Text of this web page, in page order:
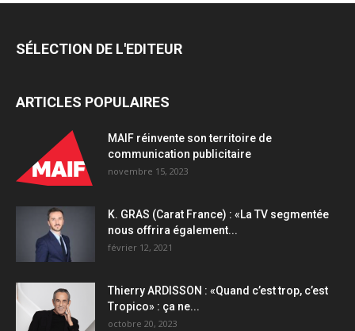
SÉLECTION DE L'EDITEUR
ARTICLES POPULAIRES
MAIF réinvente son territoire de
communication publicitaire
novembre 15, 2023
K. GRAS (Carat France) : «La TV segmentée
nous offrira également...
février 12, 2021
Thierry ARDISSON : «Quand c’est trop, c’est
Tropico» : ça ne...
octobre 20, 2023